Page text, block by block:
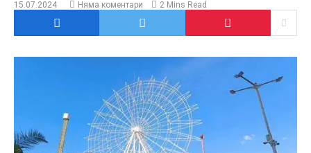
15.07.2024 Няма коментари 2 Mins Read